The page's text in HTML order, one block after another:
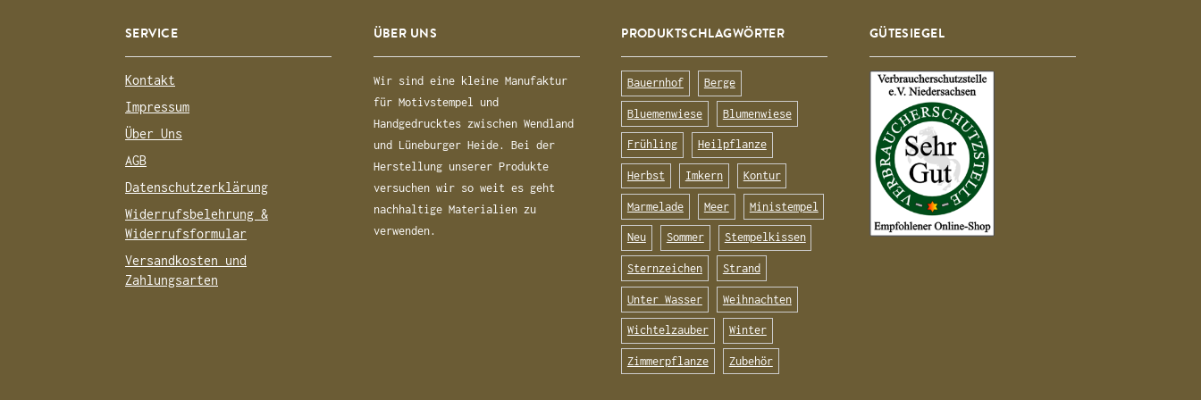
SERVICE
Kontakt
Impressum
Über Uns
AGB
Datenschutzerklärung
Widerrufsbelehrung &
Widerrufsformular
Versandkosten und
Zahlungsarten
ÜBER UNS
Wir sind eine kleine Manufaktur
für Motivstempel und
Handgedrucktes zwischen Wendland
und Lüneburger Heide. Bei der
Herstellung unserer Produkte
versuchen wir so weit es geht
nachhaltige Materialien zu
verwenden.
PRODUKTSCHLAGWÖRTER
Bauernhof Berge
Bluemenwiese Blumenwiese
Frühling Heilpflanze
Herbst Imkern Kontur
Marmelade Meer Ministempel
Neu Sommer Stempelkissen
Sternzeichen Strand
Unter Wasser Weihnachten
Wichtelzauber Winter
Zimmerpflanze Zubehör
GÜTESIEGEL